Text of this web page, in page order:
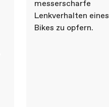
messerscharfe
Lenkverhalten
Bikes zu opfern.